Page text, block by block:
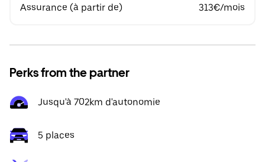
Assurance (à partir de) 313€/mois
Perks from the partner
Jusqu'à 702km d'autonomie
5 places